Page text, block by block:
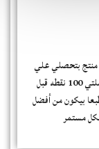
بتقدملك منتج بتحصلي علي
المنتج بسعر اقل من سعرالاعضاء شرط انك تكوني عملتي 100 نقطه قبل
بيكون من أفضل
مستمر